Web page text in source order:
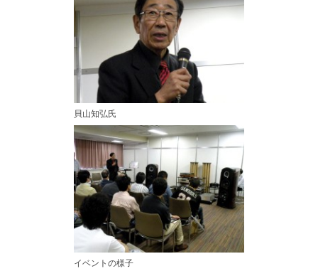
貝山知弘氏
イベントの様子